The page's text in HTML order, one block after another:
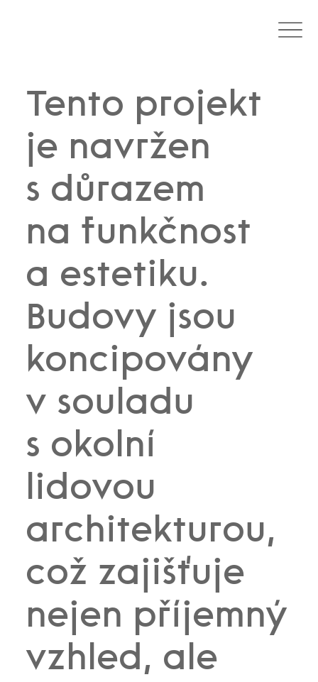
Tento projekt
je navržen
s důrazem
na funkčnost
a estetiku.
Budovy jsou
koncipovány
v souladu
s okolní
lidovou
architekturou,
což zajišťuje
nejen příjemný
vzhled, ale